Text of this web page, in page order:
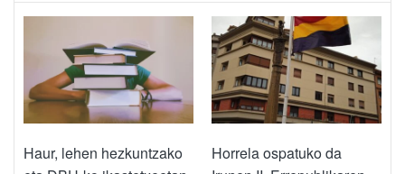
Haur, lehen hezkuntzako
Horrela ospatuko da